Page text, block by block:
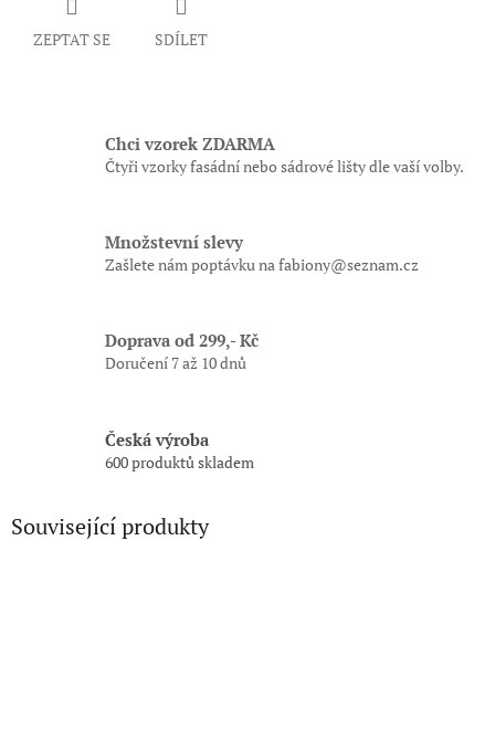
ZEPTAT SE SDÍLET
Chci vzorek ZDARMA
Čtyři vzorky fasádní nebo sádrové lišty dle vaší volby.
Množstevní slevy
Zašlete nám poptávku na fabiony@seznam.cz
Doprava od 299,- Kč
Doručení 7 až 10 dnů
Česká výroba
600 produktů skladem
Související produkty